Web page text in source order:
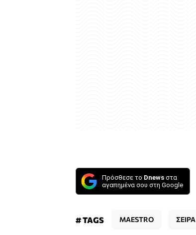
Πρόσθεσε το Dnews στα
αγαπημένα σου στη Google
# TAGS MAESTRO ΣΕΙΡΑ